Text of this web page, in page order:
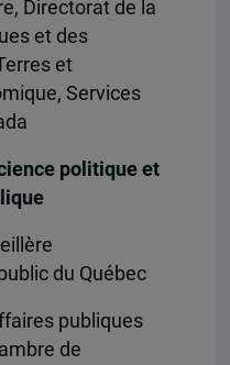
Directorat de la
et des
et
Services
politique et
du Québec
publiques
de